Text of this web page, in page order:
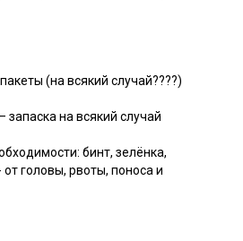
(на всякий случай????)
на всякий случай
бинт, зелёнка,
от головы, рвоты, поноса и